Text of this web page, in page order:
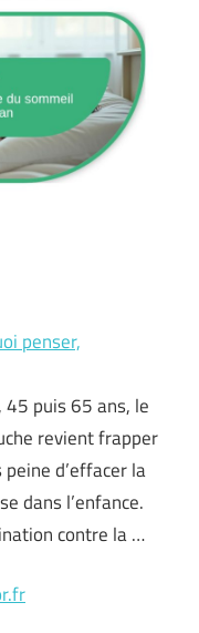
penser,
45 puis 65 ans, le
revient frapper
d’effacer la
dans l’enfance.
contre la …